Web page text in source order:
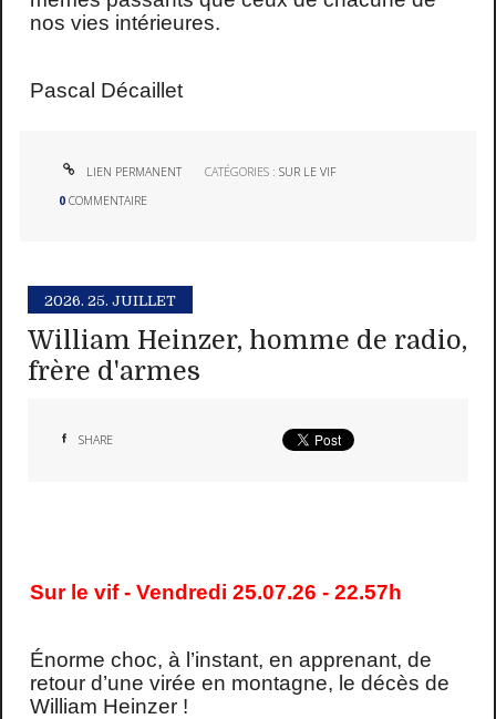
nos vies intérieures.
Pascal Décaillet
LIEN PERMANENT CATÉGORIES :SUR LE VIF
0 COMMENTAIRE
2026. 25. JUILLET
William Heinzer, homme de radio,
frère d'armes
SHARE
Sur le vif - Vendredi 25.07.26 - 22.57h
Énorme choc, à l’instant, en apprenant, de
retour d’une virée en montagne, le décès de
William Heinzer !